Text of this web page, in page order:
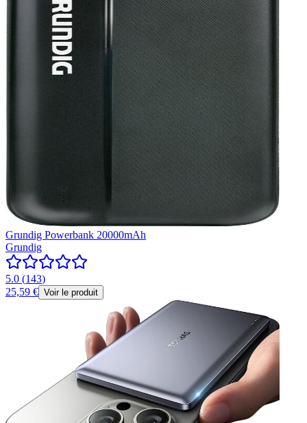
Grundig Powerbank 20000mAh
Grundig
5.0 (143)
25,59 € Voir le produit